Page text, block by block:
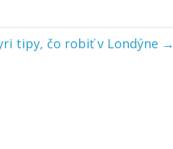
tipy, čo robiť v Londýne →